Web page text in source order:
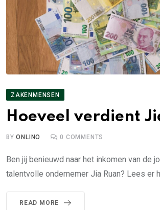
ZAKENMENSEN
Hoeveel verdient
BYONLINO 0 COMMENTS
Ben jij benieuwd naar het inkomen van de
talentvolle ondernemer Jia Ruan? Lees er
READ MORE